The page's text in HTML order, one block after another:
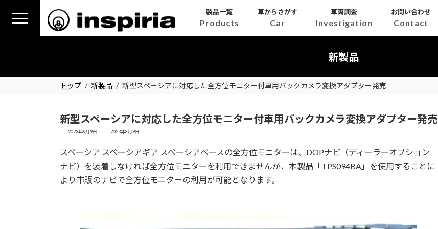
ス
ン
製品一覧
Products
車からさがす
Car
車両調査
Investigation
お問い合わせ
Contact
新製品
トップ 新製品 新型スペーシアに対応した全方位モニター付車用バックカメラ変換アダプター発売
新型スペーシアに対応した全方位モニター付車用バックカメラ変換アダプター発売
2023年8月9日
最
新
時
2023年8月9日
スペーシア スペーシアギア スペーシアベースの全方位モニターは、DOPナビ（ディーラーオプション
ナビ）を装着しなければ全方位モニターを利用できませんが、本製品「TPS094BA」を使用することに
より市販のナビで全方位モニターの利用が可能となります。